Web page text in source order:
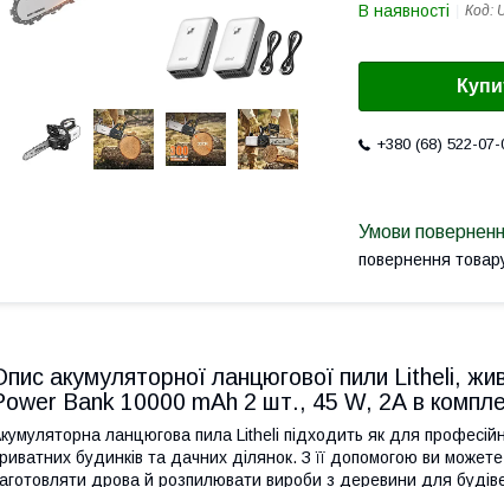
В наявності Код:
+380 (68) 522-07-
повернення
акумуляторної ланцюгової пили Litheli,
Bank 10000 mAh 2 шт., 45 W, 2А в
ланцюгова пила Litheli підходить як для
будинків та дачних ділянок. З її допомогою ви
дрова й розпилювати вироби з деревини для